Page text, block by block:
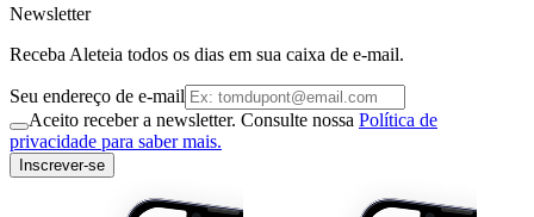
Newsletter
Receba Aleteia todos os dias em sua caixa de e-mail.
Seu endereço de e-mail
Aceito receber a newsletter. Consulte nossa Política de
privacidade para saber mais.
Inscrever-se